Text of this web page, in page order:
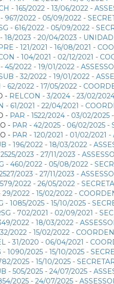
- 165/2022 - 13/06/2022 -
967/2022 - 05/09/2022 -
- 616/2022 - 05/09/2022 -
18/2023 - 20/04/2023 -
- 121/2021 - 16/08/2021 -
- 104/2021 - 02/12/2021 -
45/2022 - 19/01/2022 -
- 32/2022 - 19/01/2022 -
- 62/2022 - 17/05/2022 -
- RELCON - 3/2024 - 23/02/
- 61/2021 - 22/04/2021 -
- PAR - 1522/2024 - 03/02/2025
- PAR - 42/2025 - 06/02/2025 -
- PAR - 120/2021 - 01/02/2021
- 196/2022 - 18/03/2022 -
2023 - 27/11/2023 -
- 460/2022 - 05/08/2022 -
2023 - 27/11/2023 -
2022 - 26/05/2022 -
29/2022 - 15/02/2022 -
- 1085/2025 - 15/10/2025 -
- 702/2021 - 02/09/2021 -
2022 - 18/03/2022 -
2022 - 15/02/2022 -
- 31/2020 - 06/04/2021 -
- 1090/2025 - 15/10/2025 -
2025 - 15/10/2025 -
- 505/2025 - 24/07/2025 -
2025 - 24/07/2025 -